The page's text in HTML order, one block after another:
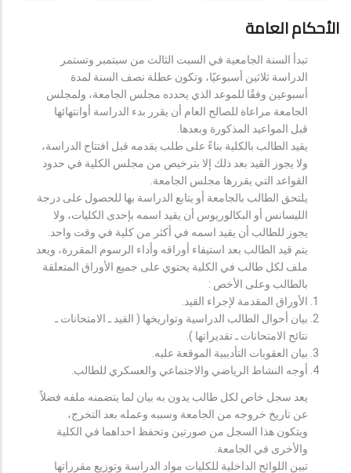
الأحكام العامة
تبدأ السنة الجامعية في السبت الثالث من سبتمبر وتستمر
الدراسة ثلاثين أسبوعيًا، وتكون عطلة نصف السنة لمدة
أسبوعين وفقًا للموعد الذي يحدده مجلس الجامعة، ولمجلس
الجامعة مراعاة للصالح العام أن يقرر بدء الدراسة أوانتهائها
قبل المواعيد المذكورة وبعدها.
يقيد الطالب بالكلية بناءً على طلب يقدمه قبل افتتاح الدراسة،
ولا يجوز القيد بعد ذلك إلا بترخيص من مجلس الكلية في حدود
القواعد التي يقررها مجلس الجامعة.
يلتحق الطالب بالجامعة أو يتابع الدراسة بها للحصول على درجة
الليسانس أو البكالوريوس أن يقيد اسمه بإحدى الكليات، ولا
يجوز للطالب أن يقيد اسمه في أكثر من كلية في وقت واحد.
يتم قيد الطالب بعد استيفاء أوراقه وأداء الرسوم المقررة، ويعد
ملف لكل طالب في الكلية يحتوي على جميع الأوراق المتعلقة
بالطالب وعلى الأخص :
الأوراق المقدمة لإجراء القيد.
بيان أحوال الطالب الدراسية وتواريخها ( القيد ـ الامتحانات ـ
نتائح الامتحانات ـ تقديراتها ).
بيان العقوبات التأديبية الموقعة عليه.
أوجه النشاط الرياضي والاجتماعي والعسكري للطالب.
يعد سجل خاص لكل طالب يدون به بيان لما يتضمنه ملفه فضلاً
عن تاريخ خروجه من الجامعة وسببه وعمله بعد التخرج،
ويتكون هذا السجل من صورتين وتحفظ احداهما في الكلية
والأخرى في الجامعة.
تبين اللوائح الداخلية للكليات مواد الدراسة وتوزيع مقرراتها